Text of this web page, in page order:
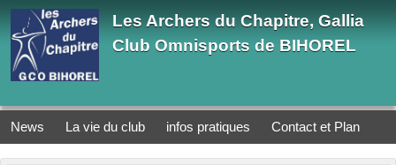
Les Archers du Chapitre, Gallia
Club Omnisports de BIHOREL
News La vie du club infos pratiques Contact et Plan
Panneau de gestion des cookies